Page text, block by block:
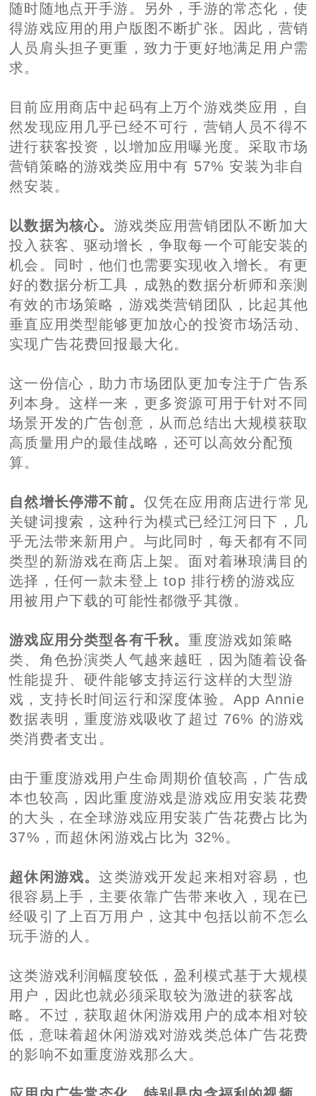
随时随地点开手游。另外，手游的常态化，使
得游戏应用的用户版图不断扩张。因此，营销
人员肩头担子更重，致力于更好地满足用户需
求。
目前应用商店中起码有上万个游戏类应用，自
然发现应用几乎已经不可行，营销人员不得不
进行获客投资，以增加应用曝光度。采取市场
营销策略的游戏类应用中有 57% 安装为非自
然安装。
以数据为核心。 游戏类应用营销团队不断加大
投入获客、驱动增长，争取每一个可能安装的
机会。同时，他们也需要实现收入增长。有更
好的数据分析工具，成熟的数据分析师和亲测
有效的市场策略，游戏类营销团队，比起其他
垂直应用类型能够更加放心的投资市场活动、
实现广告花费回报最大化。
这一份信心，助力市场团队更加专注于广告系
列本身。这样一来，更多资源可用于针对不同
场景开发的广告创意，从而总结出大规模获取
高质量用户的最佳战略，还可以高效分配预
算。
自然增长停滞不前。 仅凭在应用商店进行常见
关键词搜索，这种行为模式已经江河日下，几
乎无法带来新用户。与此同时，每天都有不同
类型的新游戏在商店上架。面对着琳琅满目的
选择，任何一款未登上 top 排行榜的游戏应
用被用户下载的可能性都微乎其微。
游戏应用分类型各有千秋。重度游戏如策略
类、角色扮演类人气越来越旺，因为随着设备
性能提升、硬件能够支持运行这样的大型游
戏，支持长时间运行和深度体验。App Annie
数据表明，重度游戏吸收了超过 76% 的游戏
类消费者支出。
由于重度游戏用户生命周期价值较高，广告成
本也较高，因此重度游戏是游戏应用安装花费
的大头，在全球游戏应用安装广告花费占比为
37%，而超休闲游戏占比为 32%。
超休闲游戏。这类游戏开发起来相对容易，也
很容易上手，主要依靠广告带来收入，现在已
经吸引了上百万用户，这其中包括以前不怎么
玩手游的人。
这类游戏利润幅度较低，盈利模式基于大规模
用户，因此也就必须采取较为激进的获客战
略。不过，获取超休闲游戏用户的成本相对较
低，意味着超休闲游戏对游戏类总体广告花费
的影响不如重度游戏那么大。